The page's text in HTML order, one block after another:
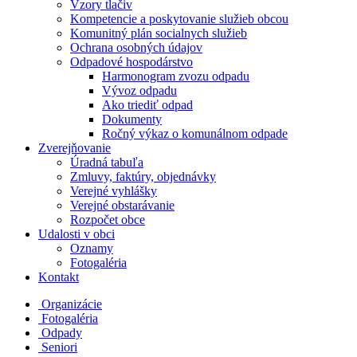
Vzory tlačiv
Kompetencie a poskytovanie služieb obcou
Komunitný plán socialnych služieb
Ochrana osobných údajov
Odpadové hospodárstvo
Harmonogram zvozu odpadu
Vývoz odpadu
Ako triediť odpad
Dokumenty
Ročný výkaz o komunálnom odpade
Zverejňovanie
Úradná tabuľa
Zmluvy, faktúry, objednávky
Verejné vyhlášky
Verejné obstarávanie
Rozpočet obce
Udalosti v obci
Oznamy
Fotogaléria
Kontakt
Organizácie
Fotogaléria
Odpady
Seniori